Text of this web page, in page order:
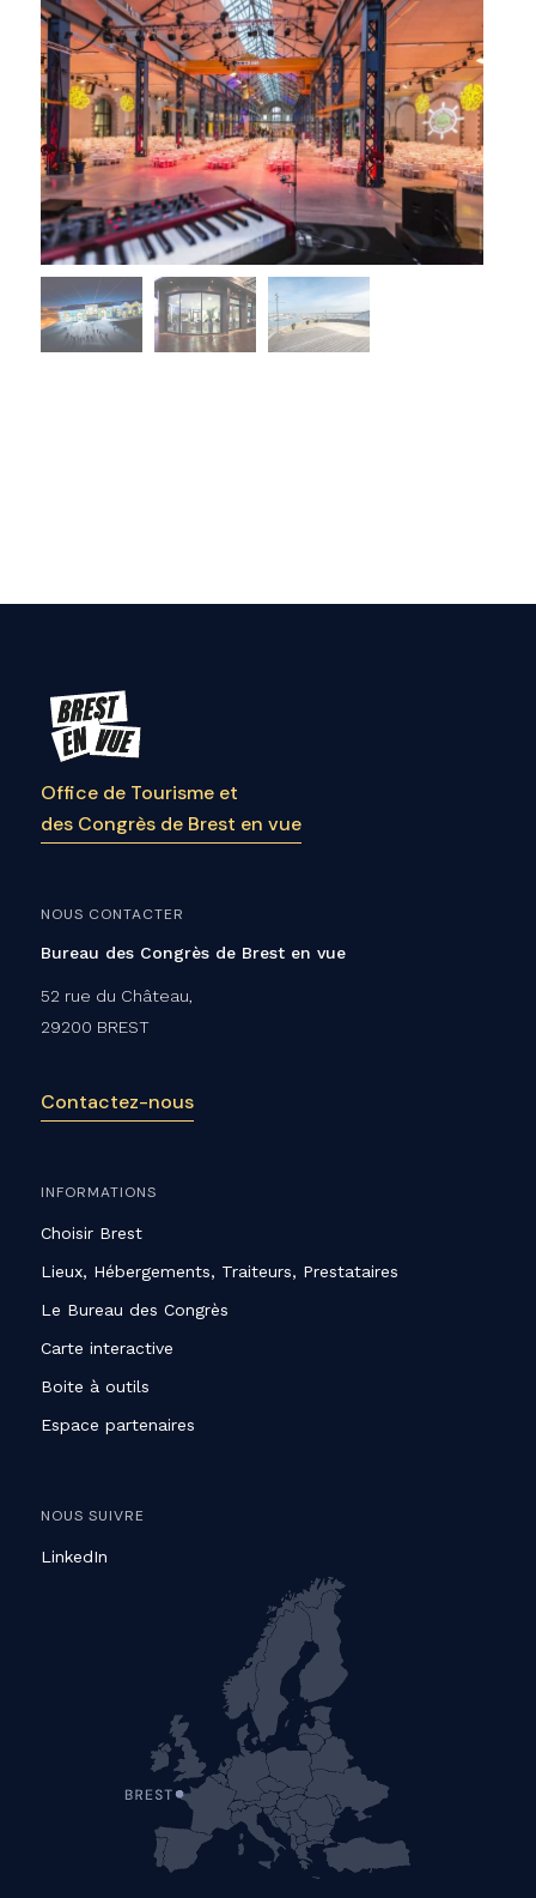
Office de Tourisme et
des Congrès de Brest en vue
NOUS CONTACTER
Bureau des Congrès de Brest en vue
52 rue du Château,
29200 BREST
Contactez-nous
INFORMATIONS
Choisir Brest
Lieux, Hébergements, Traiteurs, Prestataires
Le Bureau des Congrès
Carte interactive
Boite à outils
Espace partenaires
NOUS SUIVRE
LinkedIn